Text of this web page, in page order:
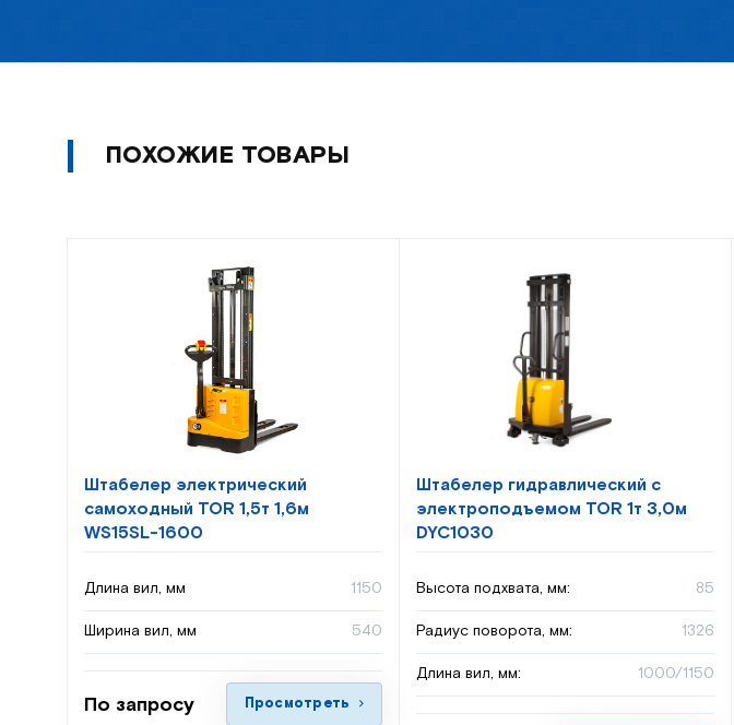
ПОХОЖИЕ ТОВАРЫ
Штабелер электрический
самоходный TOR 1,5т 1,6м
WS15SL-1600
Длина вил, мм 1150
Ширина вил, мм 540
По запросу Просмотреть
Штабелер гидравлический с
электроподъемом TOR 1т 3,0м
DYC1030
Высота подхвата, мм: 85
Радиус поворота, мм: 1326
Длина вил, мм: 1000/1150